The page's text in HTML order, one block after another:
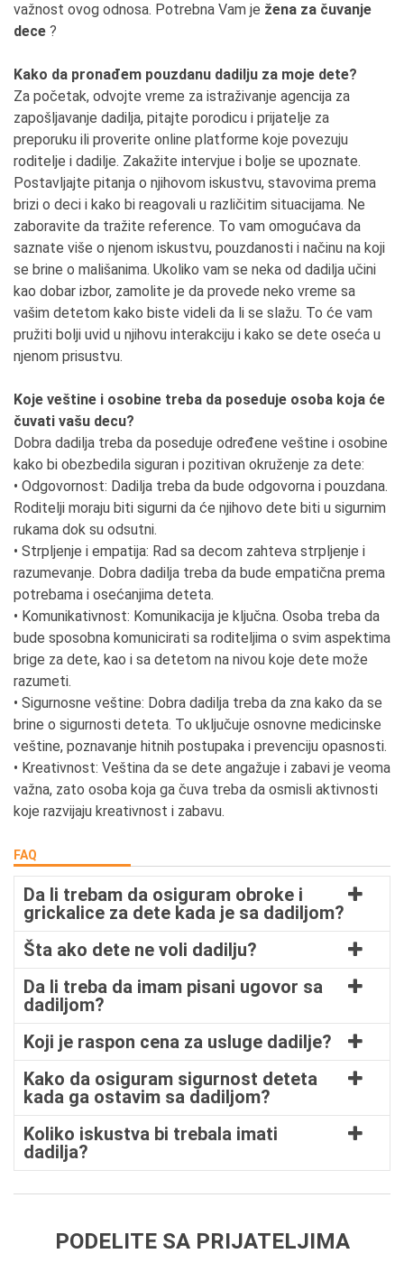
važnost ovog odnosa. Potrebna Vam je žena za čuvanje
dece ?
Kako da pronađem pouzdanu dadilju za moje dete?
Za početak, odvojte vreme za istraživanje agencija za
zapošljavanje dadilja, pitajte porodicu i prijatelje za
preporuku ili proverite online platforme koje povezuju
roditelje i dadilje. Zakažite intervjue i bolje se upoznate.
Postavljajte pitanja o njihovom iskustvu, stavovima prema
brizi o deci i kako bi reagovali u različitim situacijama. Ne
zaboravite da tražite reference. To vam omogućava da
saznate više o njenom iskustvu, pouzdanosti i načinu na koji
se brine o mališanima. Ukoliko vam se neka od dadilja učini
kao dobar izbor, zamolite je da provede neko vreme sa
vašim detetom kako biste videli da li se slažu. To će vam
pružiti bolji uvid u njihovu interakciju i kako se dete oseća u
njenom prisustvu.
Koje veštine i osobine treba da poseduje osoba koja će
čuvati vašu decu?
Dobra dadilja treba da poseduje određene veštine i osobine
kako bi obezbedila siguran i pozitivan okruženje za dete:
• Odgovornost: Dadilja treba da bude odgovorna i pouzdana.
Roditelji moraju biti sigurni da će njihovo dete biti u sigurnim
rukama dok su odsutni.
• Strpljenje i empatija: Rad sa decom zahteva strpljenje i
razumevanje. Dobra dadilja treba da bude empatična prema
potrebama i osećanjima deteta.
• Komunikativnost: Komunikacija je ključna. Osoba treba da
bude sposobna komunicirati sa roditeljima o svim aspektima
brige za dete, kao i sa detetom na nivou koje dete može
razumeti.
• Sigurnosne veštine: Dobra dadilja treba da zna kako da se
brine o sigurnosti deteta. To uključuje osnovne medicinske
veštine, poznavanje hitnih postupaka i prevenciju opasnosti.
• Kreativnost: Veština da se dete angažuje i zabavi je veoma
važna, zato osoba koja ga čuva treba da osmisli aktivnosti
koje razvijaju kreativnost i zabavu.
FAQ
Da li trebam da osiguram obroke i
grickalice za dete kada je sa dadiljom?
Šta ako dete ne voli dadilju?
Da li treba da imam pisani ugovor sa
dadiljom?
Koji je raspon cena za usluge dadilje?
Kako da osiguram sigurnost deteta
kada ga ostavim sa dadiljom?
Koliko iskustva bi trebala imati
dadilja?
PODELITE SA PRIJATELJIMA